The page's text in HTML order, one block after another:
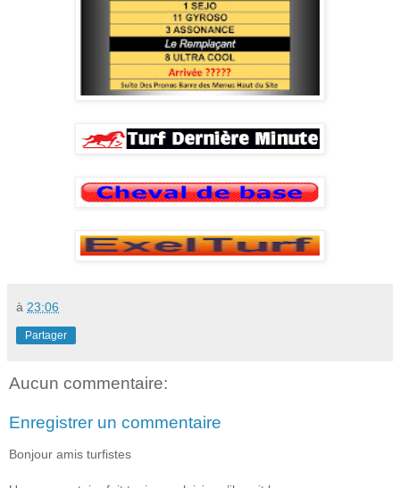
à 23:06
Partager
Aucun commentaire:
Enregistrer un commentaire
Bonjour amis turfistes